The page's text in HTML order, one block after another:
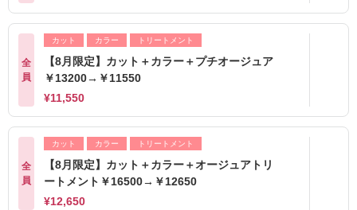
全
員
カット カラー トリートメント
【8月限定】カット＋カラー＋プチオージュア
￥13200→￥11550
¥11,550
全
員
カット カラー トリートメント
【8月限定】カット＋カラー＋オージュアトリ
ートメント￥16500→￥12650
¥12,650